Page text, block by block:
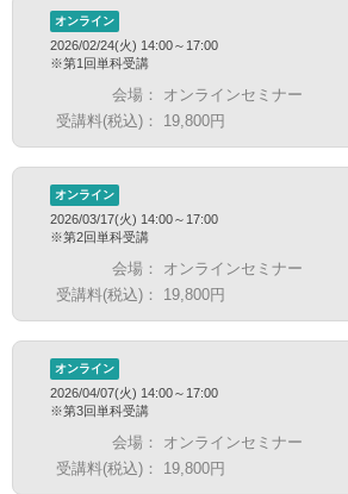
オンライン
2026/02/24(火) 14:00～17:00
※第1回単科受講
会場：
オンラインセミナー
受講料(税込)：
19,800円
オンライン
2026/03/17(火) 14:00～17:00
※第2回単科受講
会場：
オンラインセミナー
受講料(税込)：
19,800円
オンライン
2026/04/07(火) 14:00～17:00
※第3回単科受講
会場：
オンラインセミナー
受講料(税込)：
19,800円